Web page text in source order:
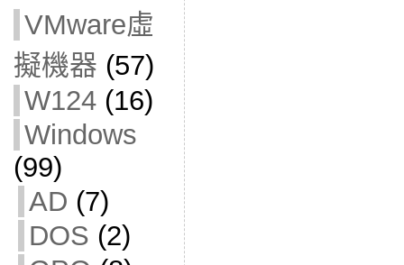
VMware虛
擬機器 (57)
W124(16)
Windows
(99)
AD (7)
DOS (2)